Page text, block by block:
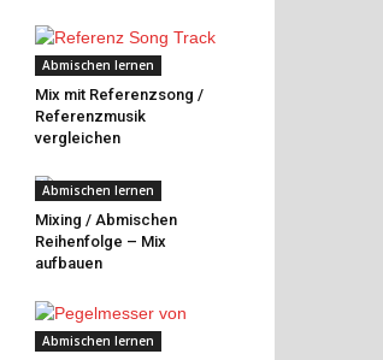
Abmischen lernen
Mix mit Referenzsong /
Referenzmusik
vergleichen
Abmischen lernen
Mixing / Abmischen
Reihenfolge – Mix
aufbauen
Abmischen lernen